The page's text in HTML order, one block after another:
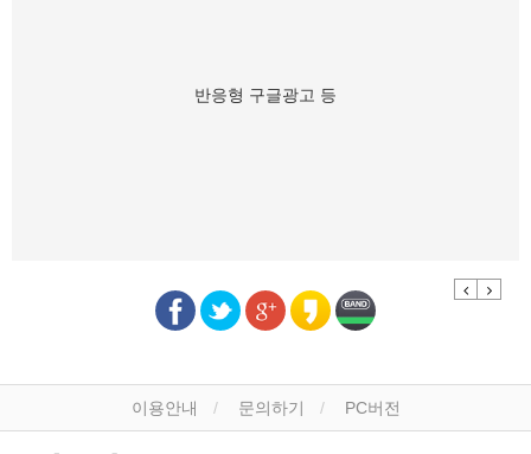
반응형 구글광고 등
Previous
Next
이용안내 문의하기 PC버전